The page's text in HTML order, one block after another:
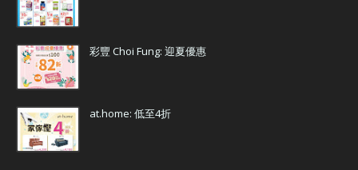
彩豐 Choi Fung: 迎夏優惠
at.home: 低至4折